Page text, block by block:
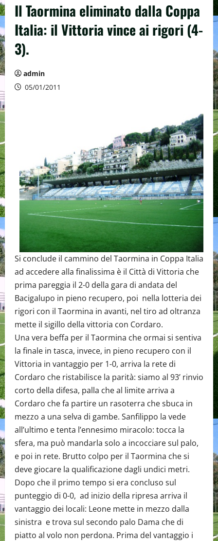
Il Taormina eliminato dalla Coppa
Italia: il Vittoria vince ai rigori (4-
3).
admin
05/01/2011
Si conclude il cammino del Taormina in Coppa Italia
ad accedere alla finalissima è il Città di Vittoria che
prima pareggia il 2-0 della gara di andata del
Bacigalupo in pieno recupero, poi nella lotteria dei
rigori con il Taormina in avanti, nel tiro ad oltranza
mette il sigillo della vittoria con Cordaro.
Una vera beffa per il Taormina che ormai si sentiva
la finale in tasca, invece, in pieno recupero con il
Vittoria in vantaggio per 1-0, arriva la rete di
Cordaro che ristabilisce la parità: siamo al 93’ rinvio
corto della difesa, palla che al limite arriva a
Cordaro che fa partire un rasoterra che sbuca in
mezzo a una selva di gambe. Sanfilippo la vede
all’ultimo e tenta l’ennesimo miracolo: tocca la
sfera, ma può mandarla solo a incocciare sul palo,
e poi in rete. Brutto colpo per il Taormina che si
deve giocare la qualificazione dagli undici metri.
Dopo che il primo tempo si era concluso sul
punteggio di 0-0, ad inizio della ripresa arriva il
vantaggio dei locali: Leone mette in mezzo dalla
sinistra e trova sul secondo palo Dama che di
piatto al volo non perdona. Prima del vantaggio i